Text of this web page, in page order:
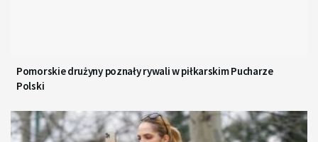
Pomorskie drużyny poznały rywali w piłkarskim Pucharze
Polski